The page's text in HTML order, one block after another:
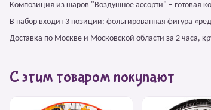
Композиция из шаров "Воздушное ассорти" – готовая
В набор входит 3 позиции: фольгированная фигура
Доставка по Москве и Московской области за 2 часа,
С этим товаром покупают